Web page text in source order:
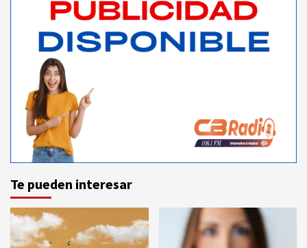
Te pueden interesar